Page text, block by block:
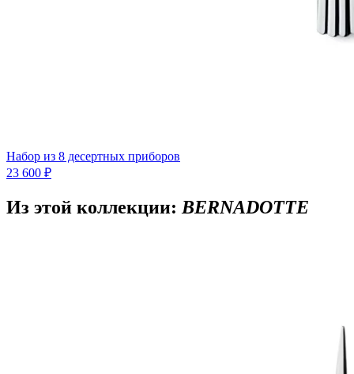
Набор из 8 десертных приборов
23 600 ₽
Из этой коллекции: BERNADOTTE